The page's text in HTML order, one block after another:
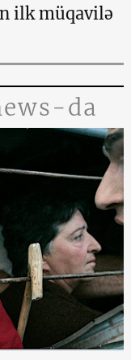
ilk müqavilə
da